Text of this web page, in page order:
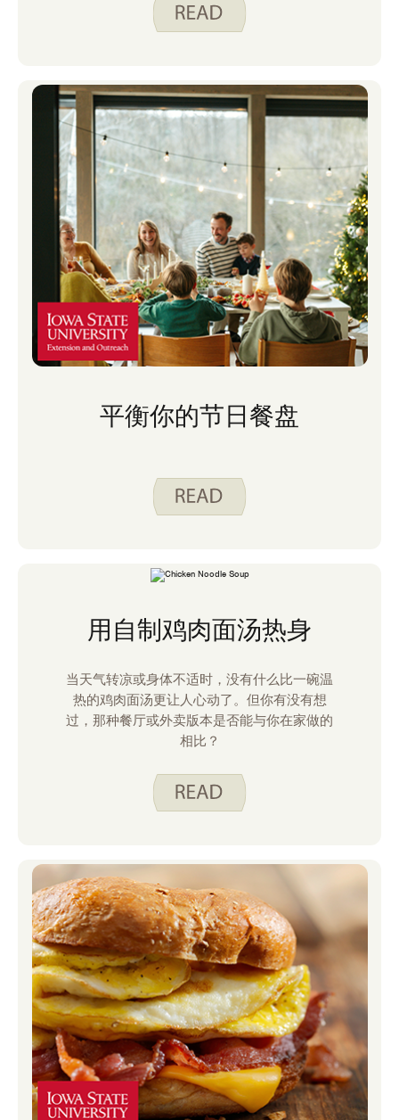
平衡你的节日餐盘
用自制鸡肉面汤热身
当天气转凉或身体不适时，没有什么比一碗温
热的鸡肉面汤更让人心动了。但你有没有想
过，那种餐厅或外卖版本是否能与你在家做的
相比？